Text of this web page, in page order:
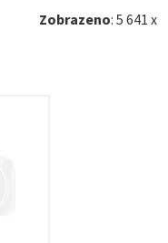
Zobrazeno: 5 641 x